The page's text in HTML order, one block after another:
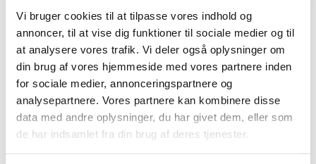
Vi bruger cookies til at tilpasse vores indhold og
annoncer, til at vise dig funktioner til sociale medier og til
at analysere vores trafik. Vi deler også oplysninger om
din brug af vores hjemmeside med vores partnere inden
for sociale medier, annonceringspartnere og
analysepartnere. Vores partnere kan kombinere disse
data med andre oplysninger, du har givet dem, eller som
de har indsamlet fra din brug af deres tjenester.
Der er også mulighed for at få asken spredt over
havet, hvis det var afdødes ønske. I dette tilfælde
skal bedemanden bruge en erklæring fra afdøde
om ønsket.
Begravelse
Hvis afdøde ønskede at blive begravet, bliver
højtideligheden holdt i kirken eller et kapel,